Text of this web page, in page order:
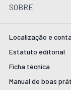
SOBRE
Localização e
Estatuto editorial
Ficha técnica
Manual de boas